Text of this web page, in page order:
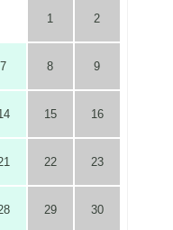
1 2
7 8 9
15 16
22 23
29 30